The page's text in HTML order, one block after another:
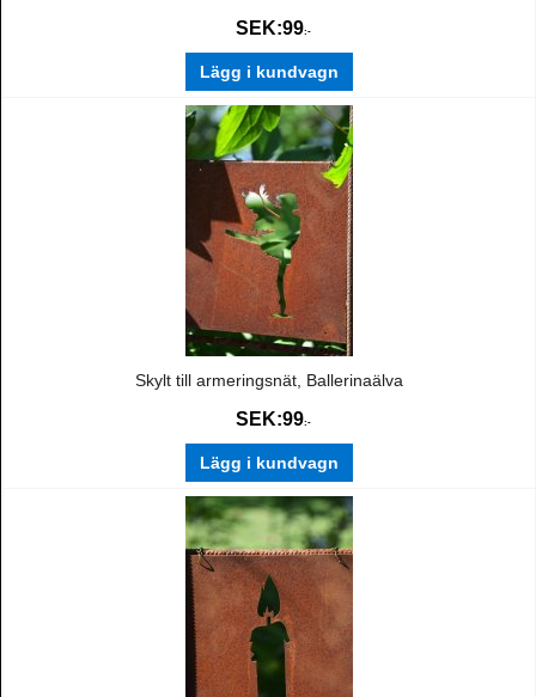
SEK:99:-
Lägg i kundvagn
Skylt till armeringsnät, Ballerinaälva
SEK:99:-
Lägg i kundvagn